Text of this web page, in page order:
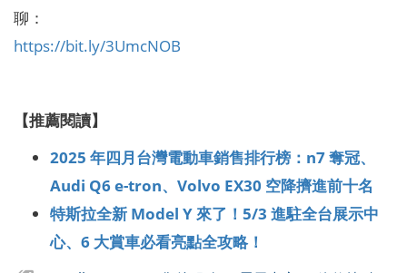
聊：
https://bit.ly/3UmcNOB
【推薦閱讀】
2025 年四月台灣電動車銷售排行榜：n7 奪冠、
Audi Q6 e-tron、Volvo EX30 空降擠進前十名
特斯拉全新 Model Y 來了！5/3 進駐全台展示中
心、6 大賞車必看亮點全攻略！